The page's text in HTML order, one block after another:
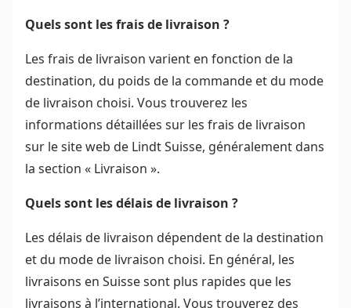
Quels sont les frais de livraison ?
Les frais de livraison varient en fonction de la
destination, du poids de la commande et du mode
de livraison choisi. Vous trouverez les
informations détaillées sur les frais de livraison
sur le site web de Lindt Suisse, généralement dans
la section « Livraison ».
Quels sont les délais de livraison ?
Les délais de livraison dépendent de la destination
et du mode de livraison choisi. En général, les
livraisons en Suisse sont plus rapides que les
livraisons à l’international. Vous trouverez des